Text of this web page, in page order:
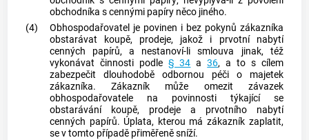
obchodníka scennými papíryněco jiného.
(4)
Obhospodařovatel je povinen i bez pokynů zákazníka
obstarávat koupě, prodeje, jakož i prvotní nabytí
cenných papírů, a nestanoví-li smlouva jinak, též
vykonávat činnosti podle § 34 a36, a to s cílem
zabezpečit dlouhodobě odbornou péči o majetek
zákazníka. Zákazník může omezit závazek
obhospodařovatele na povinnosti týkající se
obstarávání koupě, prodeje a prvotního nabytí
cenných papírů. Úplata, kterou má zákazník zaplatit,
se v tomto případě přiměřeně sníží.